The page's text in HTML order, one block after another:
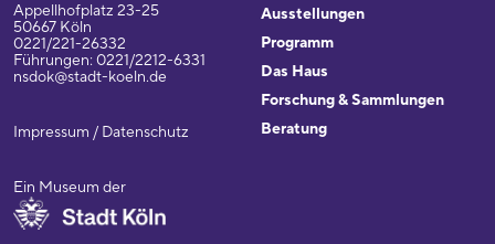
Appellhofplatz 23-25
50667 Köln
0221/221-26332
Führungen: 0221/2212-6331
nsdok@stadt-koeln.de
Impressum / Datenschutz
Ein Museum der
Ausstellungen
Programm
Das Haus
Forschung & Sammlungen
Beratung